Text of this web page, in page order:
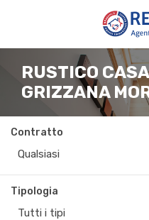
RUSTICO
GRIZZANA
Contratto
Qualsiasi
Tipologia
Tutti i tipi